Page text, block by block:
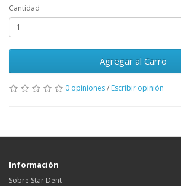
Cantidad
Agregar al Carro
0 opiniones/ Escribir opinión
Información
Sobre Star Dent